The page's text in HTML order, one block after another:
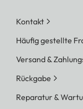
Kontakt
Häufig gestellte
Versand &
Rückgabe
Reparatur &